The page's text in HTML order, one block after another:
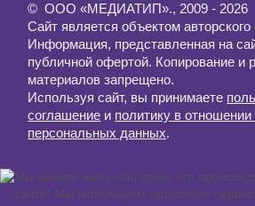
© ООО «МЕДИАТИП»., 2009 - 2026
Сайт является объектом авторского
Информация, представленная на
публичной офертой. Копирование и
материалов запрещено.
Используя сайт, вы принимаете
соглашение и политику в отношении
персональных данных.
Мы можем знать обо всем, что
сайте! Мы используем сторонние